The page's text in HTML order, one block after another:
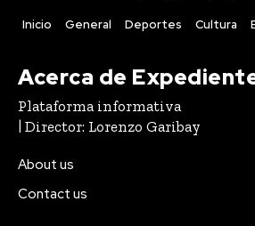
Inicio General Deportes Cultura
Acerca de
Plataforma informativa
| Director: Lorenzo Garibay
About us
Contact us